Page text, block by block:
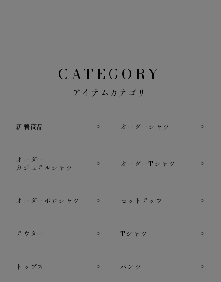
CATEGORY
アイテムカテゴリ
新着商品 オーダーシャツ
オーダー
カジュアルシャツ
オーダーTシャツ
オーダーポロシャツ セットアップ
アウター Tシャツ
トップス パンツ